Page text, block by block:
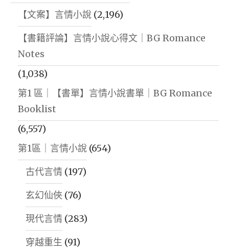
【文案】言情小說 (2,196)
【書籍評論】言情小說心得文｜BG Romance
Notes
(1,038)
第1 區｜【書單】言情小說書單｜BG Romance
Booklist
(6,557)
第1區｜言情小說 (654)
古代言情 (197)
玄幻仙俠 (76)
現代言情 (283)
穿越重生 (91)